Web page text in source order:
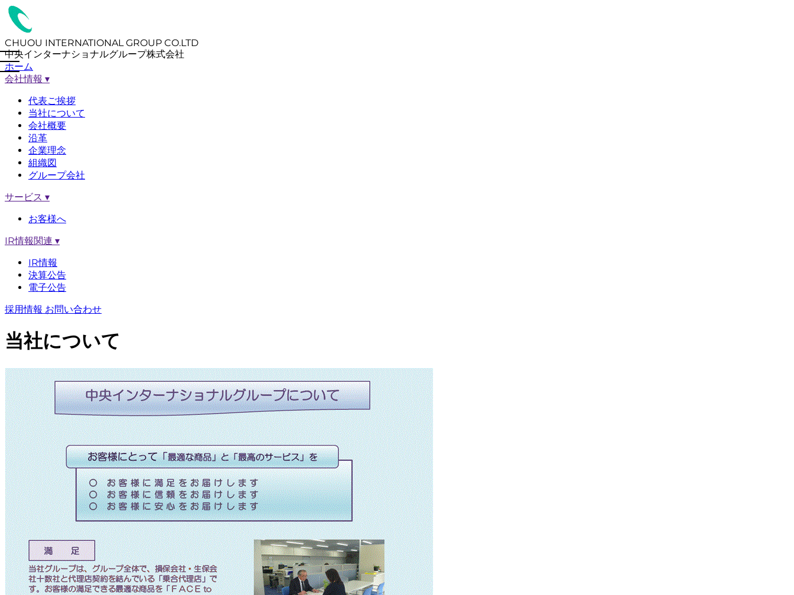
CHUOU INTERNATIONAL GROUP CO.LTD
中央インターナショナルグループ株式会社
ホーム
会社情報 ▾
代表ご挨拶
当社について
会社概要
沿革
企業理念
組織図
グループ会社
サービス ▾
お客様へ
IR情報関連 ▾
IR情報
決算公告
電子公告
採用情報 お問い合わせ
当社について